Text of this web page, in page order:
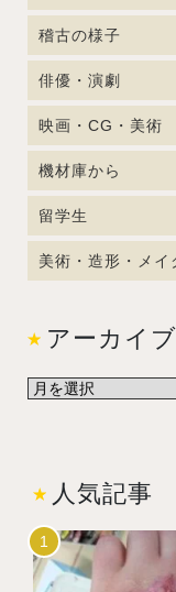
稽古の様子
俳優・演劇
映画・CG・美術
機材庫から
留学生
美術・造形・メイ
アーカイブ
人気記事